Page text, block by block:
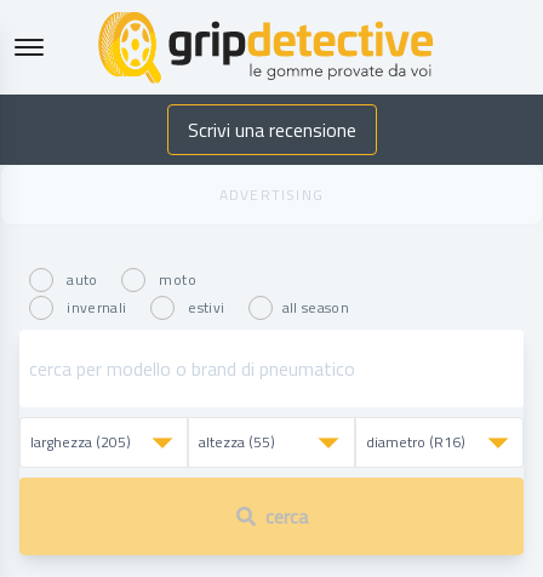
GripDetective
Scrivi una recensione
auto
moto
invernali
estivi all season
cerca